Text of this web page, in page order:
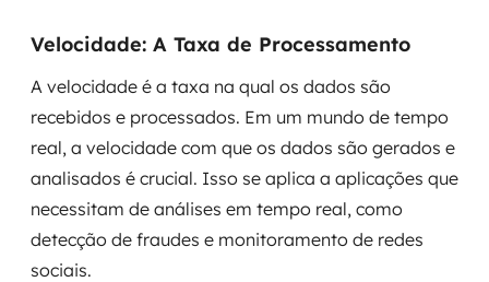
Velocidade: A Taxa de Processamento
A velocidade é a taxa na qual os dados são
recebidos e processados. Em um mundo de tempo
real, a velocidade com que os dados são gerados e
analisados é crucial. Isso se aplica a aplicações que
necessitam de análises em tempo real, como
detecção de fraudes e monitoramento de redes
sociais.